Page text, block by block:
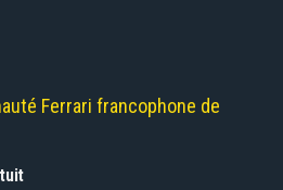
Ferrari francophone de